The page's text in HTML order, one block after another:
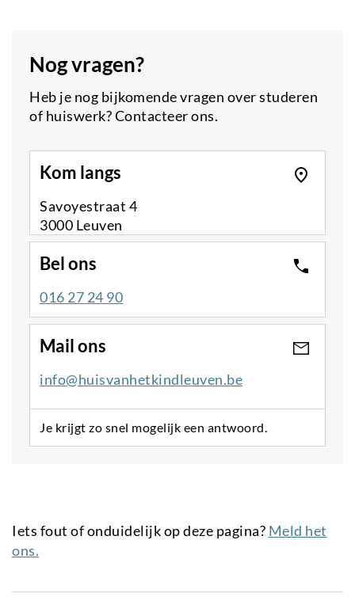
Nog vragen?
Heb je nog bijkomende vragen over studeren
of huiswerk? Contacteer ons.
Kom langs
Savoyestraat 4
3000 Leuven
Bel ons
016 27 24 90
Mail ons
info@huisvanhetkindleuven.be
Je krijgt zo snel mogelijk een antwoord.
Iets fout of onduidelijk op deze pagina? Meld het
ons.